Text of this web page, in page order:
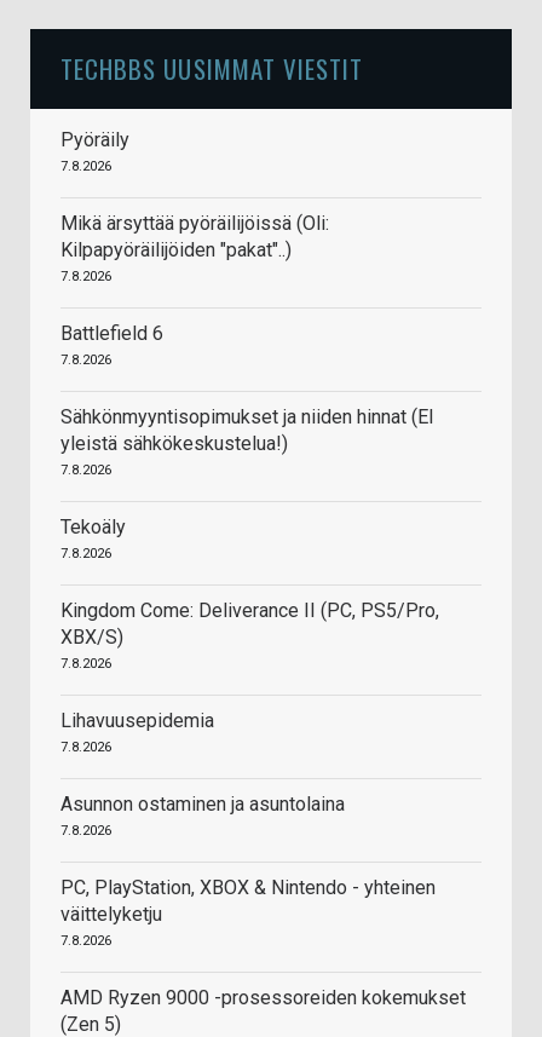
TECHBBS UUSIMMAT VIESTIT
Pyöräily
7.8.2026
Mikä ärsyttää pyöräilijöissä (Oli:
Kilpapyöräilijöiden "pakat"..)
7.8.2026
Battlefield 6
7.8.2026
Sähkönmyyntisopimukset ja niiden hinnat (EI
yleistä sähkökeskustelua!)
7.8.2026
Tekoäly
7.8.2026
Kingdom Come: Deliverance II (PC, PS5/Pro,
XBX/S)
7.8.2026
Lihavuusepidemia
7.8.2026
Asunnon ostaminen ja asuntolaina
7.8.2026
PC, PlayStation, XBOX & Nintendo - yhteinen
väittelyketju
7.8.2026
AMD Ryzen 9000 -prosessoreiden kokemukset
(Zen 5)